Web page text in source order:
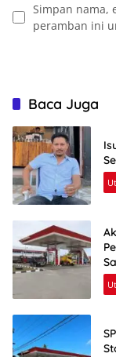
Simpan nama,
peramban ini
Baca Juga